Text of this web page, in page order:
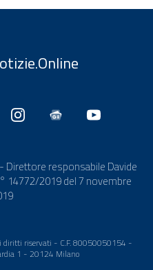
Direttore responsabile Davide
14772/2019 del 7 novembre
diritti riservati - C.F. 80050050154 -
1 - 20124 Milano